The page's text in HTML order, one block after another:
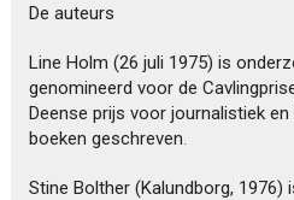
De auteurs
Line Holm (26 juli 1975) is
genomineerd voor de
Deense prijs voor journalistiek
boeken geschreven.
Stine Bolther (Kalundborg,